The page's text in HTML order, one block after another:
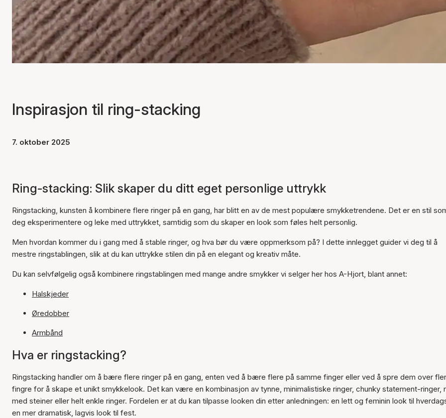
Inspirasjon til ring-stacking
7. oktober 2025
Ring-stacking: Slik skaper du ditt eget personlige uttrykk
Ringstacking, kunsten å kombinere flere ringer på en gang, har blitt en av de mest populære smykketrendene. Det er en stil
deg eksperimentere og leke med uttrykket, samtidig som du skaper en look som føles helt personlig.
Men hvordan kommer du i gang med å stable ringer, og hva bør du være oppmerksom på? I dette innlegget guider vi deg til å
mestre ringstablingen, slik at du kan uttrykke stilen din på en elegant og kreativ måte.
Du kan selvfølgelig også kombinere ringstablingen med mange andre smykker vi selger her hos A-Hjort, blant annet:
Halskjeder
Øredobber
Armbånd
Hva er ringstacking?
Ringstacking handler om å bære flere ringer på en gang, enten ved å bære flere på samme finger eller ved å spre dem over
fingre for å skape et unikt smykkelook. Det kan være en kombinasjon av tynne, minimalistiske ringer, chunky statement-ringer,
med steiner eller helt enkle ringer. Fordelen er at du kan tilpasse looken din etter anledningen: en lett og feminin look til
en mer dramatisk, lagvis look til fest.